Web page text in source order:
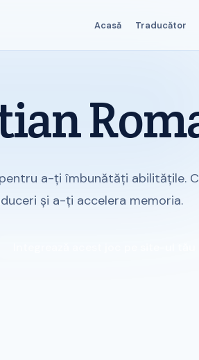
Acasă Traducător
pentru a-ți îmbunătăți abilitățile.
și a-ți accelera memoria.